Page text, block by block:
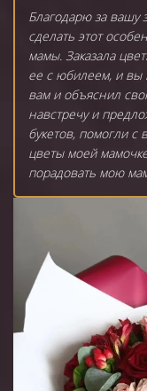
Благодарю за вашу
сделать этот
мамы. Заказала
ее с юбилеем, и вы
вам и объяснил
навстречу и
букетов, помогли с
цветы моей
порадовать мою